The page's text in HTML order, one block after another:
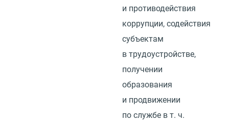
и противодействия
коррупции, содействия
субъектам
в трудоустройстве,
получении
образования
и продвижении
по службе в т. ч.